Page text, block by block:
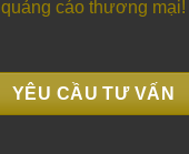
quảng cáo thương mại!
YÊU CẦU TƯ VẤN